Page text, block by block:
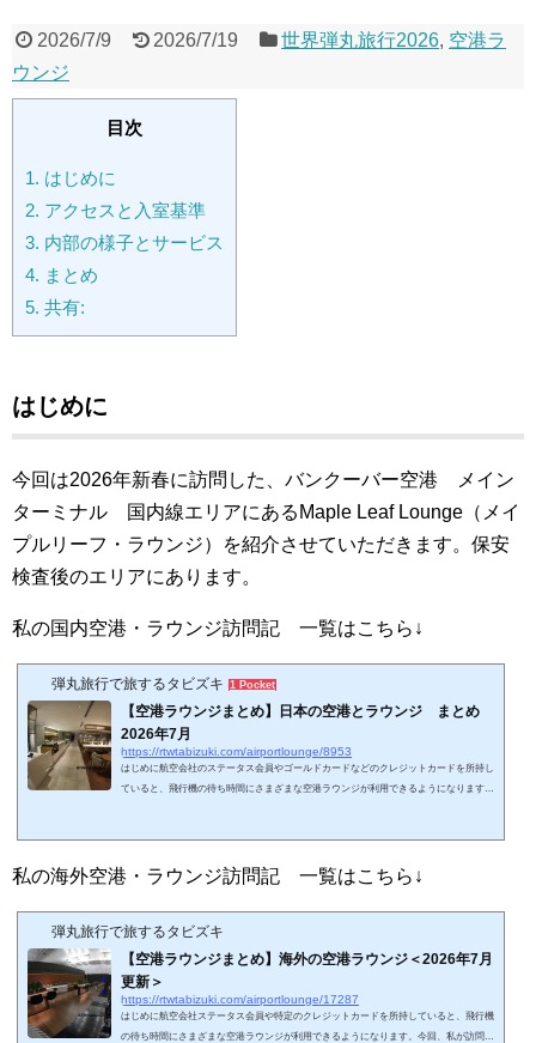
2026/7/9 2026/7/19 世界弾丸旅行2026, 空港ラ
ウンジ
目次
1. はじめに
2. アクセスと入室基準
3. 内部の様子とサービス
4. まとめ
5. 共有:
はじめに
今回は2026年新春に訪問した、バンクーバー空港 メイン
ターミナル 国内線エリアにあるMaple Leaf Lounge（メイ
プルリーフ・ラウンジ）を紹介させていただきます。保安
検査後のエリアにあります。
私の国内空港・ラウンジ訪問記 一覧はこちら↓
弾丸旅行で旅するタビズキ 1 Pocket
【空港ラウンジまとめ】日本の空港とラウンジ まとめ
2026年7月
https://rtwtabizuki.com/airportlounge/8953
はじめに航空会社のステータス会員やゴールドカードなどのクレジットカードを所持し
ていると、飛行機の待ち時間にさまざまな空港ラウンジが利用できるようになります。
となります。略語 LM（light meal）:軽食 SH（shower）：シャワー設備海外ラウン
私の海外空港・ラウンジ訪問記 一覧はこちら↓
弾丸旅行で旅するタビズキ
【空港ラウンジまとめ】海外の空港ラウンジ＜2026年7月
更新＞
https://rtwtabizuki.com/airportlounge/17287
はじめに航空会社ステータス会員や特定のクレジットカードを所持していると、飛行機
の待ち時間にさまざまな空港ラウンジが利用できるようになります。今回、私が訪問し